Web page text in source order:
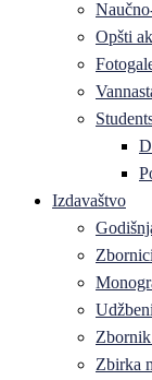
Opšti
Izdavaštvo
Zbirka